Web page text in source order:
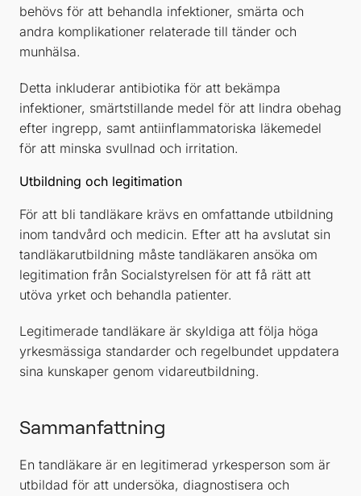
behövs för att behandla infektioner, smärta och
andra komplikationer relaterade till tänder och
munhälsa.
Detta inkluderar antibiotika för att bekämpa
infektioner, smärtstillande medel för att lindra obehag
efter ingrepp, samt antiinflammatoriska läkemedel
för att minska svullnad och irritation.
Utbildning och legitimation
För att bli tandläkare krävs en omfattande utbildning
inom tandvård och medicin. Efter att ha avslutat sin
tandläkarutbildning måste tandläkaren ansöka om
legitimation från Socialstyrelsen för att få rätt att
utöva yrket och behandla patienter.
Legitimerade tandläkare är skyldiga att följa höga
yrkesmässiga standarder och regelbundet uppdatera
sina kunskaper genom vidareutbildning.
Sammanfattning
En tandläkare är en legitimerad yrkesperson som är
utbildad för att undersöka, diagnostisera och